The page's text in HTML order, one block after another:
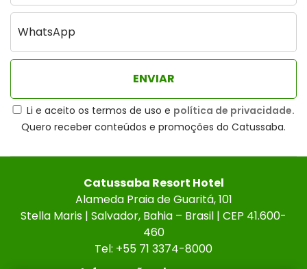
Li e aceito os termos de uso e política de privacidade.
Quero receber conteúdos e promoções do Catussaba.
Catussaba Resort Hotel
Alameda Praia de Guaritá, 101
Stella Maris | Salvador, Bahia – Brasil | CEP 41.600-
460
Tel: +55 71 3374-8000